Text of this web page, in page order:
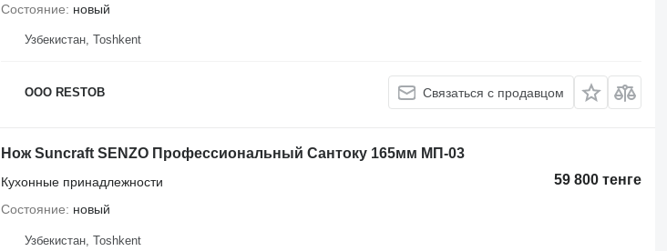
Состояние
новый
Узбекистан, Тоshkent
OOO RESTOB Связаться с продавцом
Нож Suncraft SENZO Профессиональный Сантоку 165мм МП-03
59 800 тенге
Кухонные принадлежности
Состояние
новый
Узбекистан, Тоshkent